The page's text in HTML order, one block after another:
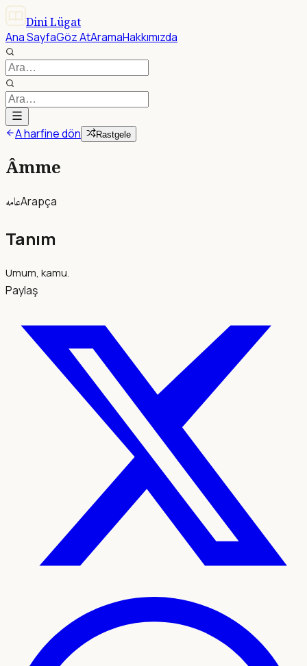
Dini Lügat
Ana SayfaGöz AtAramaHakkımızda
A harfine dön Rastgele
Âmme
عامهArapça
Tanım
Umum, kamu.
Paylaş